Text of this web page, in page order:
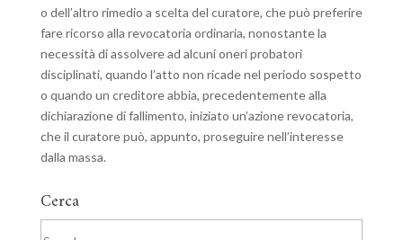
o dell’altro rimedio a scelta del curatore, che può preferire
fare ricorso alla revocatoria ordinaria, nonostante la
necessità di assolvere ad alcuni oneri probatori
disciplinati, quando l’atto non ricade nel periodo sospetto
o quando un creditore abbia, precedentemente alla
dichiarazione di fallimento, iniziato un’azione revocatoria,
che il curatore può, appunto, proseguire nell’interesse
dalla massa.
Cerca